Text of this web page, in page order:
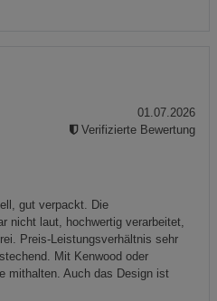
gut verpackt. Die
nicht laut, hochwertig verarbeitet,
Preis-Leistungsverhältnis sehr
Mit Kenwood oder
mithalten. Auch das Design ist
01.07.2026
Verifizierte Bewertung